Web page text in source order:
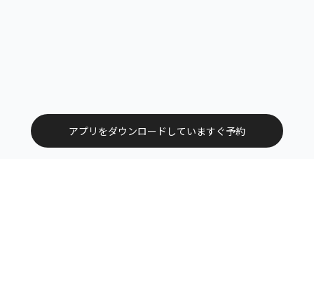
アプリをダウンロードしていますぐ予約